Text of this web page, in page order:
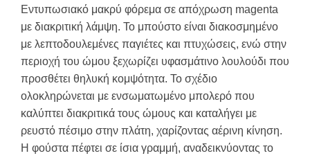
Εντυπωσιακό μακρύ φόρεμα σε απόχρωση magenta
με διακριτική λάμψη. Το μπούστο είναι διακοσμημένο
με λεπτοδουλεμένες παγιέτες και πτυχώσεις, ενώ στην
περιοχή του ώμου ξεχωρίζει υφασμάτινο λουλούδι που
προσθέτει θηλυκή κομψότητα. Το σχέδιο
ολοκληρώνεται με ενσωματωμένο μπολερό που
καλύπτει διακριτικά τους ώμους και καταλήγει με
ρευστό πέσιμο στην πλάτη, χαρίζοντας αέρινη κίνηση.
Η φούστα πέφτει σε ίσια γραμμή, αναδεικνύοντας το